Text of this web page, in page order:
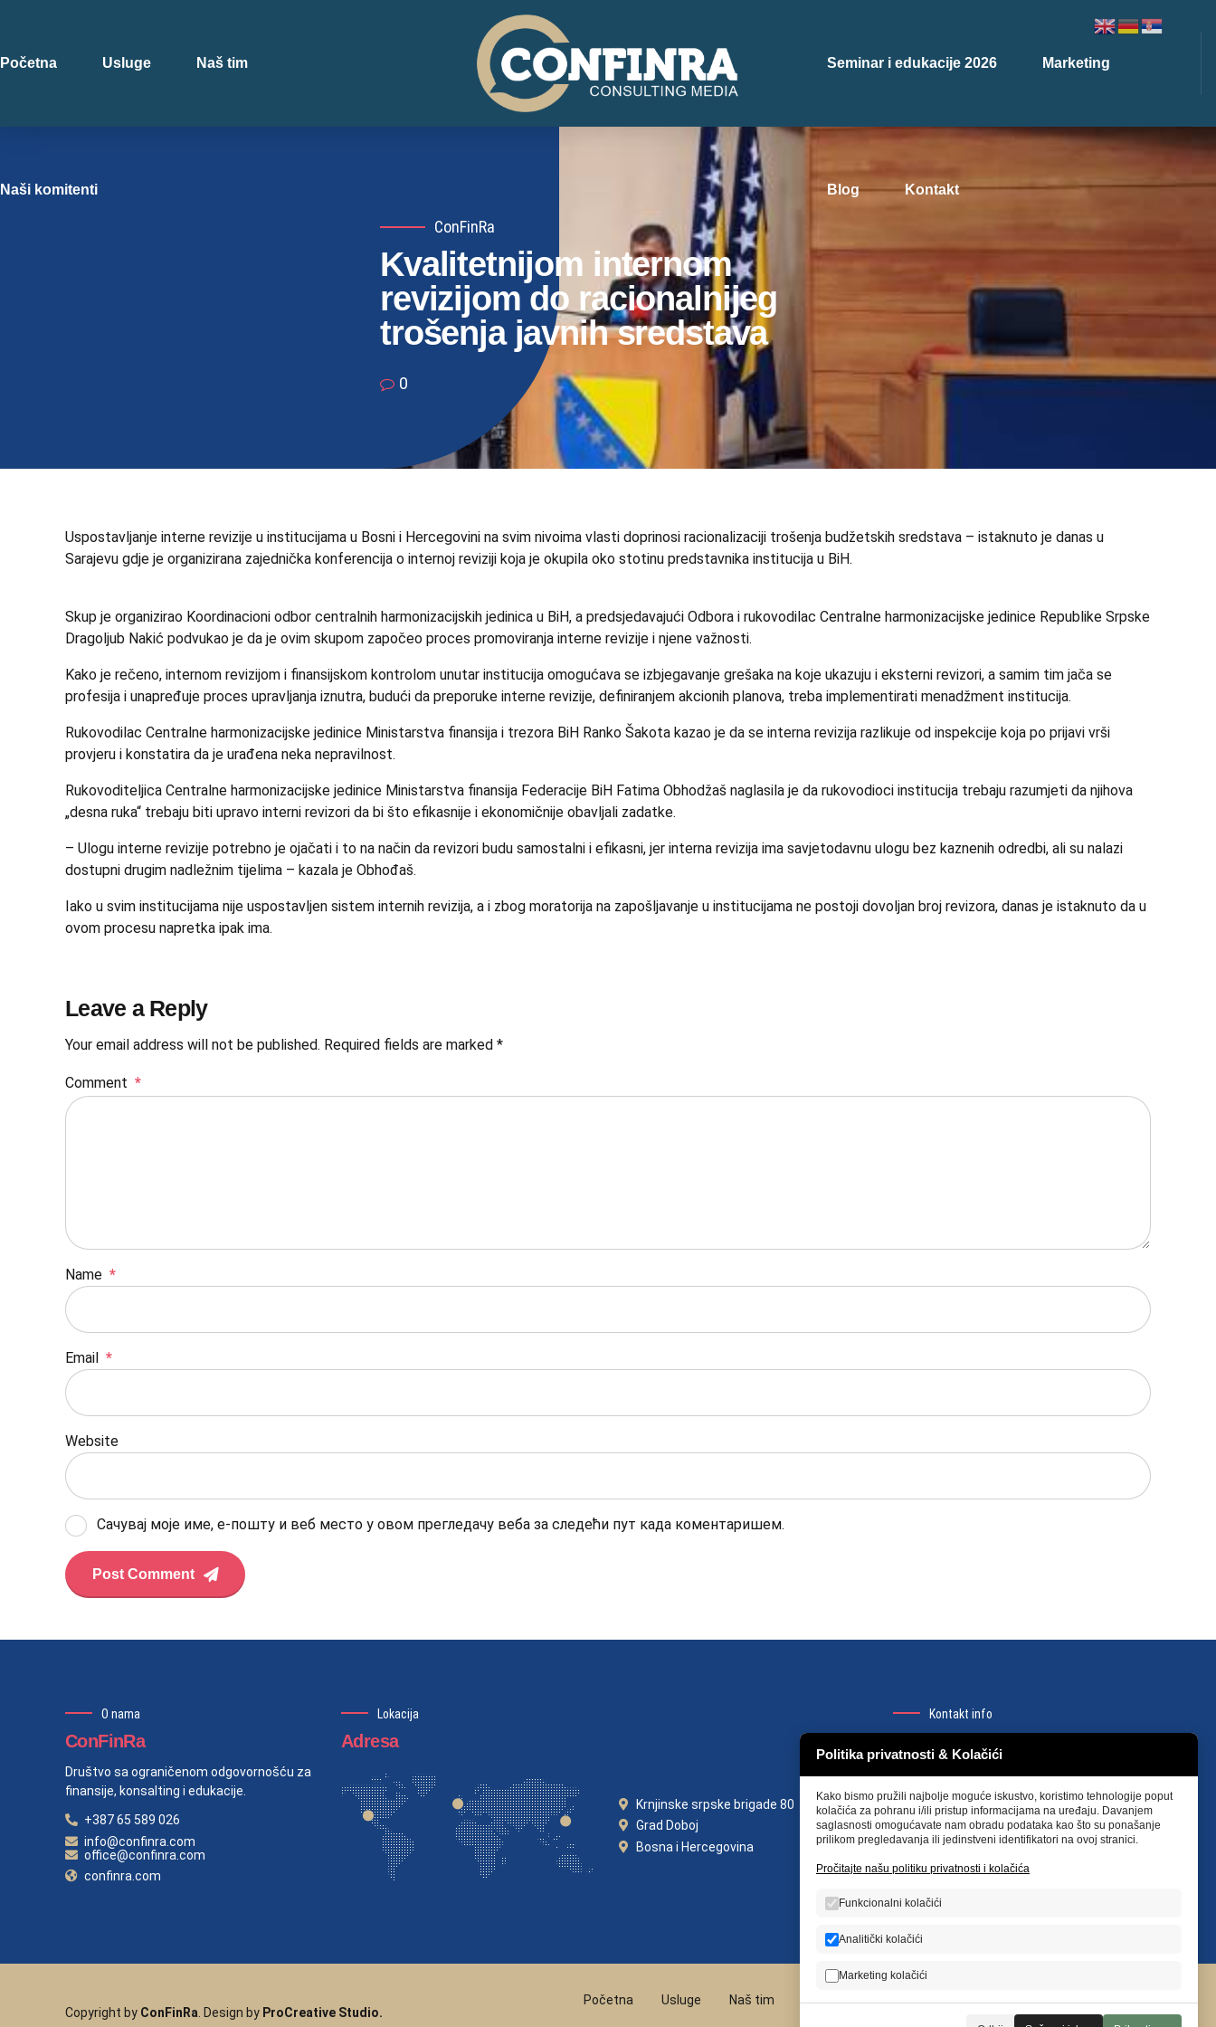
Početna Usluge Naš tim
Naši komitenti
Seminar i edukacije 2026 Marketing
Blog Kontakt
ConFinRa
Kvalitetnijom internom
revizijom do racionalnijeg
trošenja javnih sredstava
0
Uspostavljanje interne revizije u institucijama u Bosni i Hercegovini na svim nivoima vlasti doprinosi racionalizaciji trošenja budžetskih sredstava – istaknuto je danas u
Sarajevu gdje je organizirana zajednička konferencija o internoj reviziji koja je okupila oko stotinu predstavnika institucija u BiH.
Skup je organizirao Koordinacioni odbor centralnih harmonizacijskih jedinica u BiH, a predsjedavajući Odbora i rukovodilac Centralne harmonizacijske jedinice Republike Srpske
Dragoljub Nakić podvukao je da je ovim skupom započeo proces promoviranja interne revizije i njene važnosti.
Kako je rečeno, internom revizijom i finansijskom kontrolom unutar institucija omogućava se izbjegavanje grešaka na koje ukazuju i eksterni revizori, a samim tim jača se
profesija i unapređuje proces upravljanja iznutra, budući da preporuke interne revizije, definiranjem akcionih planova, treba implementirati menadžment institucija.
Rukovodilac Centralne harmonizacijske jedinice Ministarstva finansija i trezora BiH Ranko Šakota kazao je da se interna revizija razlikuje od inspekcije koja po prijavi vrši
provjeru i konstatira da je urađena neka nepravilnost.
Rukovoditeljica Centralne harmonizacijske jedinice Ministarstva finansija Federacije BiH Fatima Obhodžaš naglasila je da rukovodioci institucija trebaju razumjeti da njihova
„desna ruka“ trebaju biti upravo interni revizori da bi što efikasnije i ekonomičnije obavljali zadatke.
– Ulogu interne revizije potrebno je ojačati i to na način da revizori budu samostalni i efikasni, jer interna revizija ima savjetodavnu ulogu bez kaznenih odredbi, ali su nalazi
dostupni drugim nadležnim tijelima – kazala je Obhođaš.
Iako u svim institucijama nije uspostavljen sistem internih revizija, a i zbog moratorija na zapošljavanje u institucijama ne postoji dovoljan broj revizora, danas je istaknuto da u
ovom procesu napretka ipak ima.
Leave a Reply
Your email address will not be published. Required fields are marked *
Comment *
Name *
Email *
Website
Сачувај моје име, е-пошту и веб место у овом прегледачу веба за следећи пут када коментаришем.
Post Comment
O nama
ConFinRa
Društvo sa ograničenom odgovornošću za
finansije, konsalting i edukacije.
+387 65 589 026
info@confinra.com
office@confinra.com
confinra.com
Lokacija
Adresa
Krnjinske srpske brigade 80
Grad Doboj
Bosna i Hercegovina
Kontakt info
društvenim mrežama ili stupiti u kontakt.
Copyright by ConFinRa. Design by ProCreative Studio.
Početna Usluge Naš tim Naši komitenti Blog Kontakt Politika privatnosti
Politika privatnosti & Kolačići
Kako bismo pružili najbolje moguće iskustvo, koristimo tehnologije poput
kolačića za pohranu i/ili pristup informacijama na uređaju. Davanjem
saglasnosti omogućavate nam obradu podataka kao što su ponašanje
prilikom pregledavanja ili jedinstveni identifikatori na ovoj stranici.
Pročitajte našu politiku privatnosti i kolačića
Funkcionalni kolačići
Analitički kolačići
Marketing kolačići